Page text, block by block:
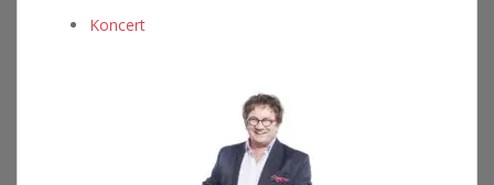
Koncert